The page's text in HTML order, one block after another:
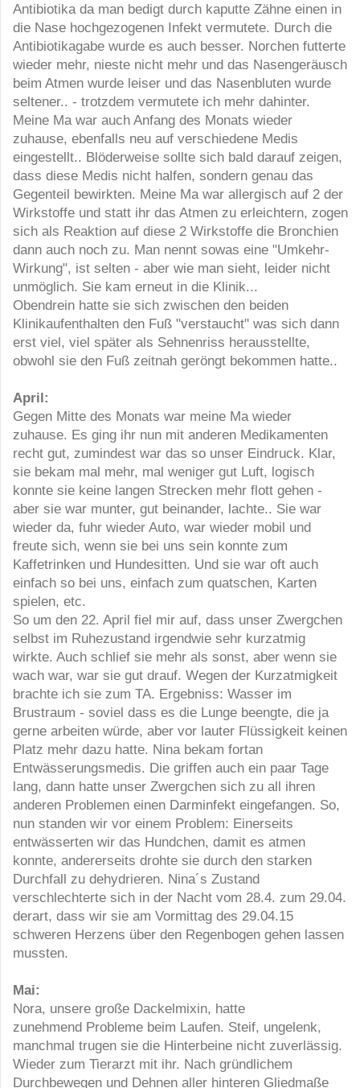
Antibiotika da man bedigt durch kaputte Zähne einen in
die Nase hochgezogenen Infekt vermutete. Durch die
Antibiotikagabe wurde es auch besser. Norchen futterte
wieder mehr, nieste nicht mehr und das Nasengeräusch
beim Atmen wurde leiser und das Nasenbluten wurde
seltener.. - trotzdem vermutete ich mehr dahinter.
Meine Ma war auch Anfang des Monats wieder
zuhause, ebenfalls neu auf verschiedene Medis
eingestellt.. Blöderweise sollte sich bald darauf zeigen,
dass diese Medis nicht halfen, sondern genau das
Gegenteil bewirkten. Meine Ma war allergisch auf 2 der
Wirkstoffe und statt ihr das Atmen zu erleichtern, zogen
sich als Reaktion auf diese 2 Wirkstoffe die Bronchien
dann auch noch zu. Man nennt sowas eine "Umkehr-
Wirkung", ist selten - aber wie man sieht, leider nicht
unmöglich. Sie kam erneut in die Klinik...
Obendrein hatte sie sich zwischen den beiden
Klinikaufenthalten den Fuß "verstaucht" was sich dann
erst viel, viel später als Sehnenriss herausstellte,
obwohl sie den Fuß zeitnah geröngt bekommen hatte..
April:
Gegen Mitte des Monats war meine Ma wieder
zuhause. Es ging ihr nun mit anderen Medikamenten
recht gut, zumindest war das so unser Eindruck. Klar,
sie bekam mal mehr, mal weniger gut Luft, logisch
konnte sie keine langen Strecken mehr flott gehen -
aber sie war munter, gut beinander, lachte.. Sie war
wieder da, fuhr wieder Auto, war wieder mobil und
freute sich, wenn sie bei uns sein konnte zum
Kaffetrinken und Hundesitten. Und sie war oft auch
einfach so bei uns, einfach zum quatschen, Karten
spielen, etc.
So um den 22. April fiel mir auf, dass unser Zwergchen
selbst im Ruhezustand irgendwie sehr kurzatmig
wirkte. Auch schlief sie mehr als sonst, aber wenn sie
wach war, war sie gut drauf. Wegen der Kurzatmigkeit
brachte ich sie zum TA. Ergebniss: Wasser im
Brustraum - soviel dass es die Lunge beengte, die ja
gerne arbeiten würde, aber vor lauter Flüssigkeit keinen
Platz mehr dazu hatte. Nina bekam fortan
Entwässerungsmedis. Die griffen auch ein paar Tage
lang, dann hatte unser Zwergchen sich zu all ihren
anderen Problemen einen Darminfekt eingefangen. So,
nun standen wir vor einem Problem: Einerseits
entwässerten wir das Hundchen, damit es atmen
konnte, andererseits drohte sie durch den starken
Durchfall zu dehydrieren. Nina´s Zustand
verschlechterte sich in der Nacht vom 28.4. zum 29.04.
derart, dass wir sie am Vormittag des 29.04.15
schweren Herzens über den Regenbogen gehen lassen
mussten.
Mai:
Nora, unsere große Dackelmixin, hatte
zunehmend Probleme beim Laufen. Steif, ungelenk,
manchmal trugen sie die Hinterbeine nicht zuverlässig.
Wieder zum Tierarzt mit ihr. Nach gründlichem
Durchbewegen und Dehnen aller hinteren Gliedmaße